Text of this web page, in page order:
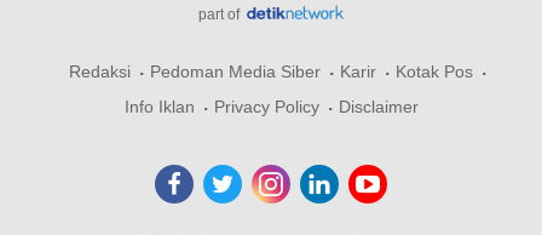
part of
Redaksi Pedoman Media Siber Karir
Kotak Pos
Info Iklan
Privacy Policy Disclaimer